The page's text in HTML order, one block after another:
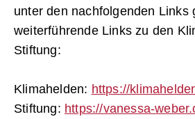
unter den nachfolgenden Links
weiterführende Links zu den
Stiftung:
Klimahelden: https://
Stiftung: https://vanessa-